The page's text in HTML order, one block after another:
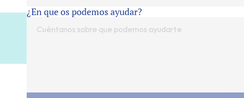
¿En que os podemos ayudar?